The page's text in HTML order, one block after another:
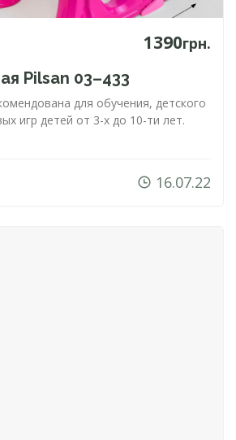
1390грн.
Pilsan 03–433
для обучения, детского
игр детей от 3-х до 10-ти лет.
16.07.22